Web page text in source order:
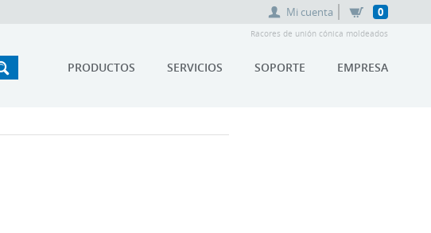
Mi cuenta 0
Racores de unión cónica moldeados
PRODUCTOS SERVICIOS SOPORTE EMPRESA